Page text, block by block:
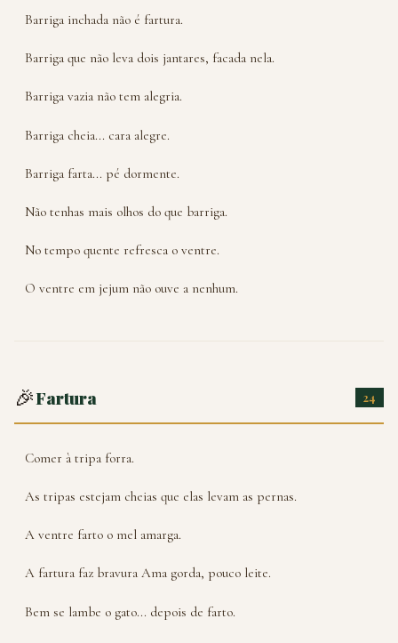
Barriga inchada não é fartura.
Barriga que não leva dois jantares, facada nela.
Barriga vazia não tem alegria.
Barriga cheia... cara alegre.
Barriga farta... pé dormente.
Não tenhas mais olhos do que barriga.
No tempo quente refresca o ventre.
O ventre em jejum não ouve a nenhum.
🎉Fartura 24
Comer à tripa forra.
As tripas estejam cheias que elas levam as pernas.
A ventre farto o mel amarga.
A fartura faz bravura Ama gorda, pouco leite.
Bem se lambe o gato... depois de farto.